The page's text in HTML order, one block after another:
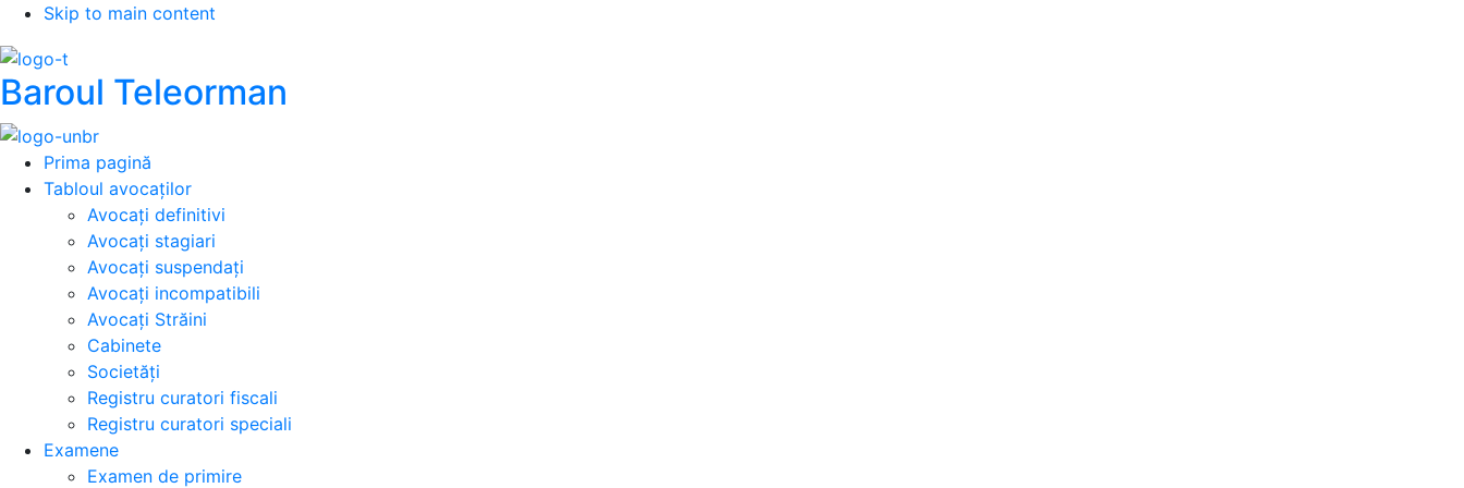
Skip to main content
Baroul Teleorman
Prima pagină
Tabloul avocaților
Avocați definitivi
Avocați stagiari
Avocați suspendați
Avocați incompatibili
Avocați Străini
Cabinete
Societăți
Registru curatori fiscali
Registru curatori speciali
Examene
Examen de primire